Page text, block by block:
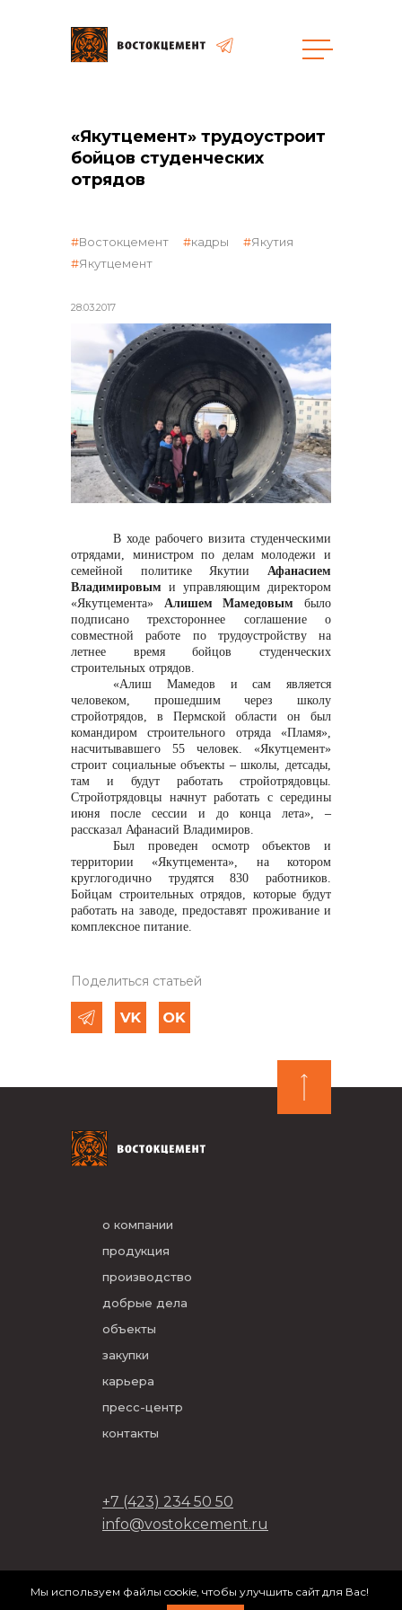
Объекты
объявленные закупки
реализация неликвидов
контакты отдела закупок
+7 (423) 234 50 50
info@vostokcement.ru
«Якутцемент» трудоустроит
бойцов студенческих
отрядов
28.03.2017
Востокцемент кадры
Якутия
Якутцемент
В ходе рабочего визита студенческими
отрядами, министром по делам молодежи и
семейной политике Якутии Афанасием
Владимировым и управляющим директором
«Якутцемента» Алишем Мамедовым было
подписано трехстороннее соглашение о
совместной работе по трудоустройству на
летнее время бойцов студенческих
строительных отрядов.
«Алиш Мамедов и сам является
человеком, прошедшим через школу
стройотрядов, в Пермской области он был
командиром строительного отряда «Пламя»,
насчитывавшего 55 человек. «Якутцемент»
строит социальные объекты –школы, детсады,
там и будут работать стройотрядовцы.
Стройотрядовцы начнут работать с середины
июня после сессии и до конца лета», –
рассказал Афанасий Владимиров.
Был проведен осмотр объектов и
территории «Якутцемента», на котором
круглогодично трудятся 830 работников.
Бойцам строительных отрядов, которые будут
работать на заводе, предоставят проживание и
комплексное питание.
Поделиться статьей
о компании
продукция
производство
добрые дела
объекты
закупки
карьера
пресс-центр
контакты
+7 (423) 234 50 50
info@vostokcement.ru
разработано вDVIGA
Мы используем файлы cookie, чтобы улучшить сайт для Вас!